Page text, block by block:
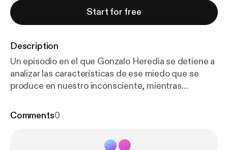
Start for free
Description
Un episodio en el que Gonzalo Heredia se detiene a
analizar las características de ese miedo que se
produce en nuestro inconsciente, mientras
(Co), Luis Alejandro Diaz (Co) y Alberto Narvaja (Ar)
Comments0